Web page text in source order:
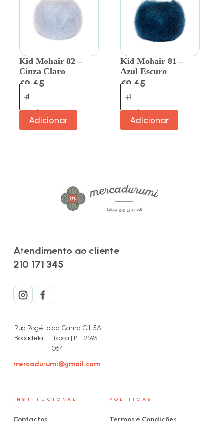
Kid Mohair 82 –
Cinza Claro
€9.65
Adicionar
Kid Mohair 81 –
Azul Escuro
€9.65
Adicionar
Atendimento ao cliente
210 171 345
Rua Rogério da Gama Gil, 5A
Bobadela – Lisboa | PT 2695-
064
mercadurumi@gmail.com
INSTITUCIONAL
Contactos
POLITICAS
Termos e Condições